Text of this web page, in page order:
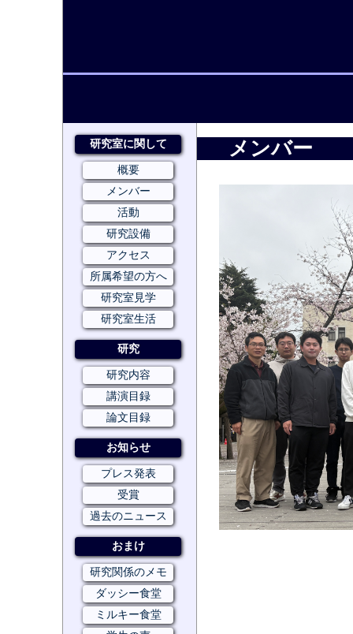
研究室に関して
概要
メンバー
活動
研究設備
アクセス
所属希望の方へ
研究室見学
研究室生活
研究
研究内容
講演目録
論文目録
お知らせ
プレス発表
受賞
過去のニュース
おまけ
研究関係のメモ
ダッシー食堂
ミルキー食堂
メンバー